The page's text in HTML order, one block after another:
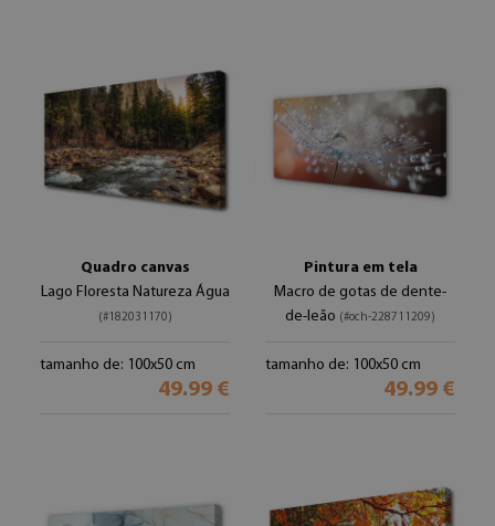
Quadro canvas
Lago Floresta Natureza Água
(#182031170)
tamanho de: 100x50 cm
49.99 €
Pintura em tela
Macro de gotas de dente-
de-leão (#och-228711209)
tamanho de: 100x50 cm
49.99 €